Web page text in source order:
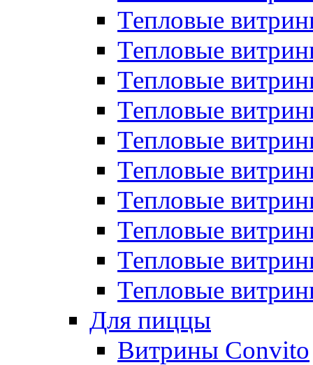
Тепловые
Тепловые
Тепловые
Тепловые
Тепловые
Тепловые
Тепловые
Тепловые
Тепловые
Тепловые
Для пиццы
Витрины Convito